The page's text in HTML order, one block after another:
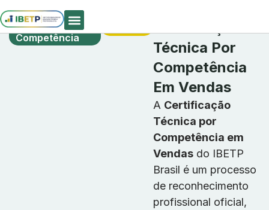
Certificação
Técnica Por
Competência
Técnica Por
Competência
Em Vendas
A Certificação
Técnica por
Competência em
Vendas do IBETP
Brasil é um processo
de reconhecimento
profissional oficial,